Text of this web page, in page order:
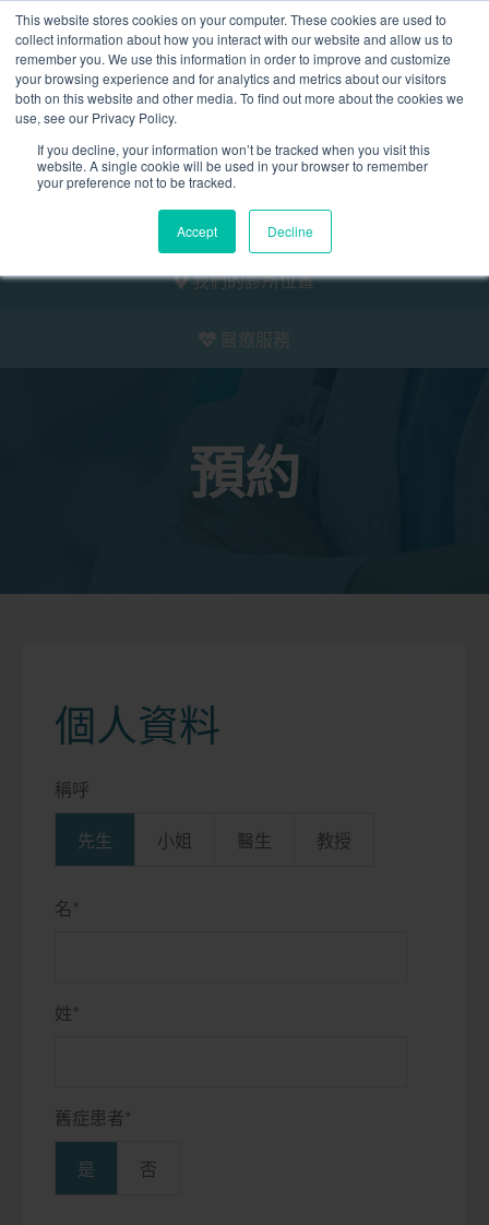
This website stores cookies on your computer. These cookies are used to
collect information about how you interact with our website and allow us to
remember you. We use this information in order to improve and customize
your browsing experience and for analytics and metrics about our visitors
both on this website and other media. To find out more about the cookies we
use, see our Privacy Policy.
If you decline, your information won’t be tracked when you visit this
website. A single cookie will be used in your browser to remember
your preference not to be tracked.
Accept Decline
2155 9055
預約
我們的診所位置
醫療服務
預約
個人資料
稱呼
先生 小姐 醫生 教授
名 *
姓 *
舊症患者 *
是 否